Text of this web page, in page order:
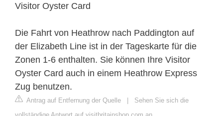
Visitor Oyster Card
Die Fahrt von Heathrow nach Paddington auf
der Elizabeth Line ist in der Tageskarte für die
Zonen 1-6 enthalten. Sie können Ihre Visitor
Oyster Card auch in einem Heathrow Express
Zug benutzen.
Antrag auf Entfernung der Quelle | Sehen Sie sich die